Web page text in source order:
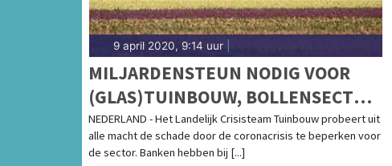
9 april 2020, 9:14 uur
MILJARDENSTEUN NODIG VOOR
(GLAS)TUINBOUW, BOLLENSECTOR
EN ZAADVEREDELAARS
NEDERLAND - Het Landelijk Crisisteam Tuinbouw probeert uit
alle macht de schade door de coronacrisis te beperken voor
de sector. Banken hebben bij [...]